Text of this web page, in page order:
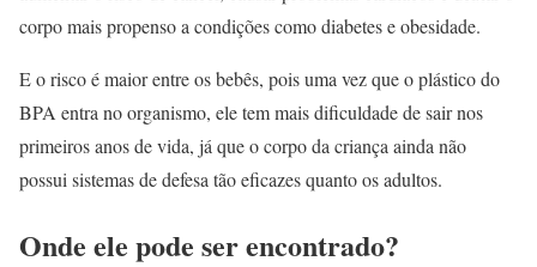
corpo mais propenso a condições como diabetes e obesidade.
E o risco é maior entre os bebês, pois uma vez que o plástico do
BPA entra no organismo, ele tem mais dificuldade de sair nos
primeiros anos de vida, já que o corpo da criança ainda não
possui sistemas de defesa tão eficazes quanto os adultos.
Onde ele pode ser encontrado?